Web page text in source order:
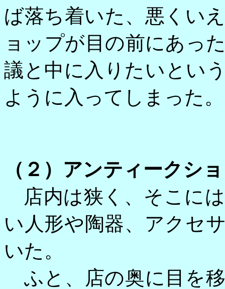
ば落ち着いた、悪くい
ョップが目の前にあっ
議と中に入りたいとい
ように入ってしまった。
（２）アンティークシ
店内は狭く、そこに
い人形や陶器、アクセ
いた。
ふと、店の奥に目を